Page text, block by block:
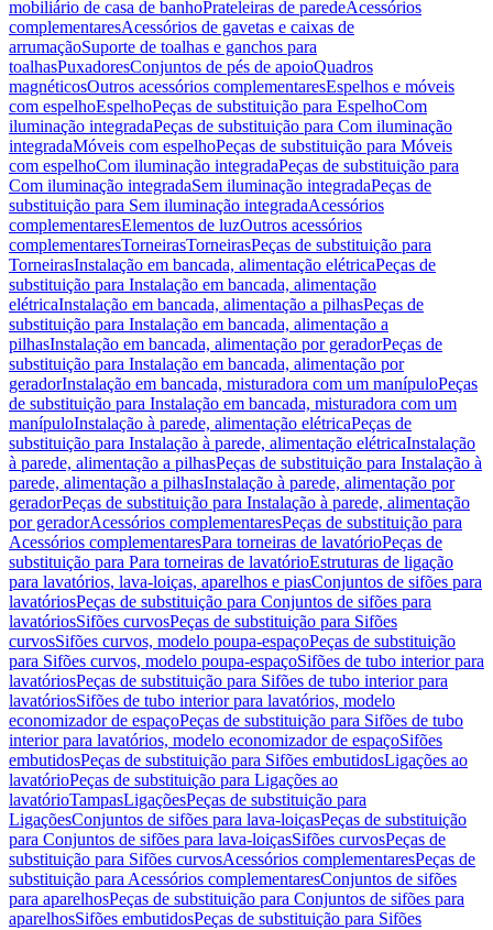
mobiliário de casa de banhoPrateleiras de paredeAcessórios
complementaresAcessórios de gavetas e caixas de
arrumaçãoSuporte de toalhas e ganchos para
toalhasPuxadoresConjuntos de pés de apoioQuadros
magnéticosOutros acessórios complementaresEspelhos e móveis
com espelhoEspelhoPeças de substituição para EspelhoCom
iluminação integradaPeças de substituição para Com iluminação
integradaMóveis com espelhoPeças de substituição para Móveis
com espelhoCom iluminação integradaPeças de substituição para
Com iluminação integradaSem iluminação integradaPeças de
substituição para Sem iluminação integradaAcessórios
complementaresElementos de luzOutros acessórios
complementaresTorneirasTorneirasPeças de substituição para
TorneirasInstalação em bancada, alimentação elétricaPeças de
substituição para Instalação em bancada, alimentação
elétricaInstalação em bancada, alimentação a pilhasPeças de
substituição para Instalação em bancada, alimentação a
pilhasInstalação em bancada, alimentação por geradorPeças de
substituição para Instalação em bancada, alimentação por
geradorInstalação em bancada, misturadora com um manípuloPeças
de substituição para Instalação em bancada, misturadora com um
manípuloInstalação à parede, alimentação elétricaPeças de
substituição para Instalação à parede, alimentação elétricaInstalação
à parede, alimentação a pilhasPeças de substituição para Instalação à
parede, alimentação a pilhasInstalação à parede, alimentação por
geradorPeças de substituição para Instalação à parede, alimentação
por geradorAcessórios complementaresPeças de substituição para
Acessórios complementaresPara torneiras de lavatórioPeças de
substituição para Para torneiras de lavatórioEstruturas de ligação
para lavatórios, lava-loiças, aparelhos e piasConjuntos de sifões para
lavatóriosPeças de substituição para Conjuntos de sifões para
lavatóriosSifões curvosPeças de substituição para Sifões
curvosSifões curvos, modelo poupa-espaçoPeças de substituição
para Sifões curvos, modelo poupa-espaçoSifões de tubo interior para
lavatóriosPeças de substituição para Sifões de tubo interior para
lavatóriosSifões de tubo interior para lavatórios, modelo
economizador de espaçoPeças de substituição para Sifões de tubo
interior para lavatórios, modelo economizador de espaçoSifões
embutidosPeças de substituição para Sifões embutidosLigações ao
lavatórioPeças de substituição para Ligações ao
lavatórioTampasLigaçõesPeças de substituição para
LigaçõesConjuntos de sifões para lava-loiçasPeças de substituição
para Conjuntos de sifões para lava-loiçasSifões curvosPeças de
substituição para Sifões curvosAcessórios complementaresPeças de
substituição para Acessórios complementaresConjuntos de sifões
para aparelhosPeças de substituição para Conjuntos de sifões para
aparelhosSifões embutidosPeças de substituição para Sifões